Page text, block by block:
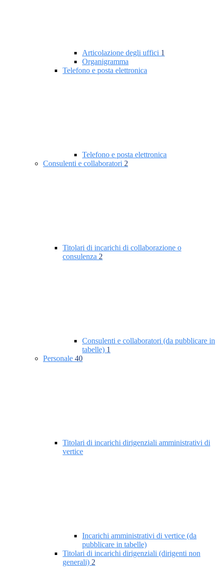
Articolazione degli uffici 1
Organigramma
Telefono e posta elettronica
Telefono e posta elettronica
Consulenti e collaboratori 2
Titolari di incarichi di collaborazione o
consulenza 2
Consulenti e collaboratori (da pubblicare in
tabelle) 1
Personale 40
Titolari di incarichi dirigenziali amministrativi di
vertice
Incarichi amministrativi di vertice (da
pubblicare in tabelle)
Titolari di incarichi dirigenziali (dirigenti non
generali) 2